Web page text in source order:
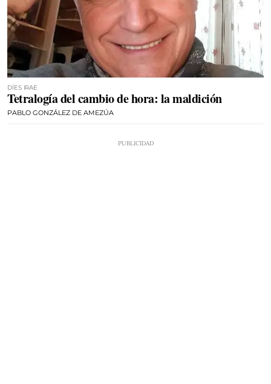
DÍES IRAE
Tetralogía del cambio de hora: la maldición
PABLO GONZÁLEZ DE AMEZÚA